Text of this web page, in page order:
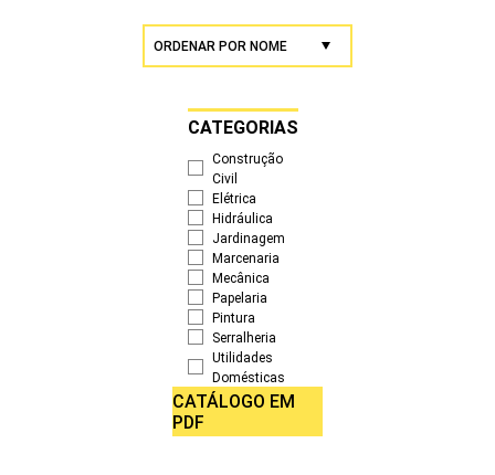
CATEGORIAS
Construção
Civil
Elétrica
Hidráulica
Jardinagem
Marcenaria
Mecânica
Papelaria
Pintura
Serralheria
Utilidades
Domésticas
CATÁLOGO EM
PDF